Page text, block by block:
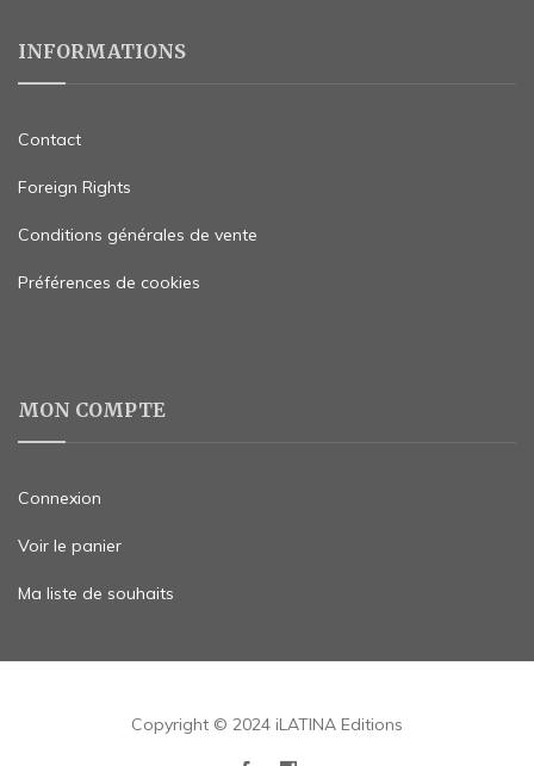
INFORMATIONS
Contact
Foreign Rights
Conditions générales de vente
Préférences de cookies
MON COMPTE
Connexion
Voir le panier
Ma liste de souhaits
Copyright © 2024 iLATINA Editions